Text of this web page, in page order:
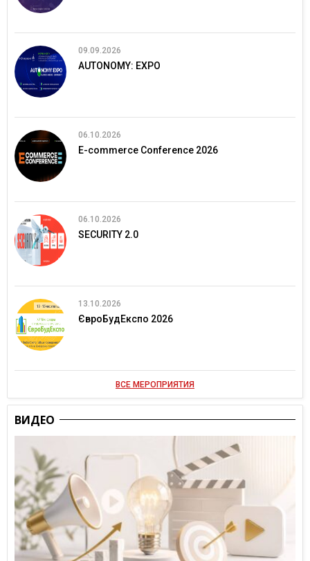
09.09.2026
AUTONOMY: EXPO
06.10.2026
E-commerce Conference 2026
06.10.2026
SECURITY 2.0
13.10.2026
ЄвроБудЕкспо 2026
ВСЕ МЕРОПРИЯТИЯ
ВИДЕО